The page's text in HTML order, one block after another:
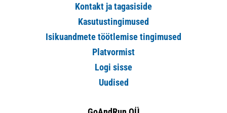
Kontakt ja tagasiside
Kasutustingimused
Isikuandmete töötlemise tingimused
Platvormist
Logi sisse
Uudised